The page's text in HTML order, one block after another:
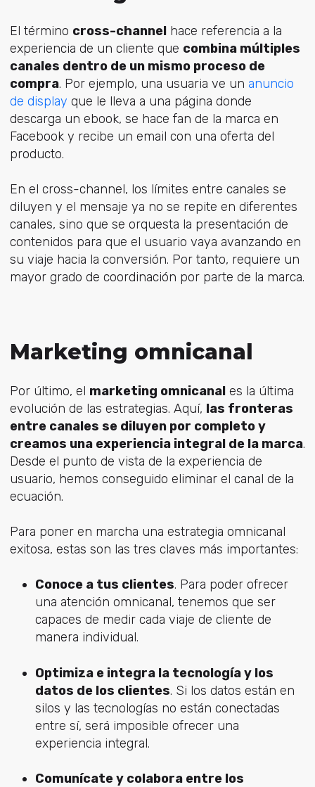
El término cross-channelhace referencia a la
experiencia de un cliente que combina múltiples
canales dentro de un mismo proceso de
compra. Por ejemplo, una usuaria ve un anuncio
de display que le lleva a una página donde
descarga un ebook, se hace fan de la marca en
Facebook y recibe un email con una oferta del
producto.
En el cross-channel, los límites entre canales se
diluyen y el mensaje ya no se repite en diferentes
canales, sino que se orquesta la presentación de
contenidos para que el usuario vaya avanzando en
su viaje hacia la conversión. Por tanto, requiere un
mayor grado de coordinación por parte de la marca.
Marketing omnicanal
Por último, el marketing omnicanales la última
evolución de las estrategias. Aquí, las fronteras
entre canales se diluyen por completo y
creamos una experiencia integral de la marca.
Desde el punto de vista de la experiencia de
usuario, hemos conseguido eliminar el canal de la
ecuación.
Para poner en marcha una estrategia omnicanal
exitosa, estas son las tres claves más importantes:
Conoce a tus clientes. Para poder ofrecer
una atención omnicanal, tenemos que ser
capaces de medir cada viaje de cliente de
manera individual.
Optimiza e integra la tecnología y los
datos de los clientes. Si los datos están en
silos y las tecnologías no están conectadas
entre sí, será imposible ofrecer una
experiencia integral.
Comunícate y colabora entre los